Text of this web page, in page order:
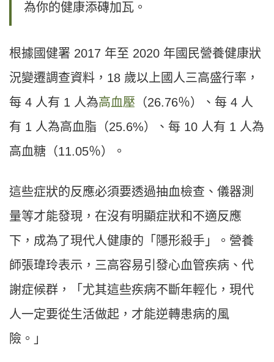
為你的健康添磚加瓦。
根據國健署 2017 年至 2020 年國民營養健康狀
況變遷調查資料，18 歲以上國人三高盛行率，
每 4 人有 1 人為高血壓 （26.76％）、每 4 人
有 1 人為高血脂（25.6%）、每 10 人有 1 人為
高血糖（11.05％）。
這些症狀的反應必須要透過抽血檢查、儀器測
量等才能發現，在沒有明顯症狀和不適反應
下，成為了現代人健康的「隱形殺手」。營養
師張瑋玲表示，三高容易引發心血管疾病、代
謝症候群，「尤其這些疾病不斷年輕化，現代
人一定要從生活做起，才能逆轉患病的風
險。」